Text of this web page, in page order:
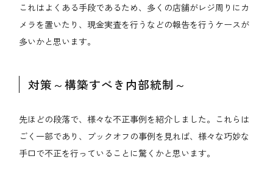
これはよくある手段であるため、多くの店舗がレジ周りにカ
メラを置いたり、現金実査を行うなどの報告を行うケースが
多いかと思います。
対策～構築すべき内部統制～
先ほどの段落で、様々な不正事例を紹介しました。これらは
ごく一部であり、ブックオフの事例を見れば、様々な巧妙な
手口で不正を行っていることに驚くかと思います。